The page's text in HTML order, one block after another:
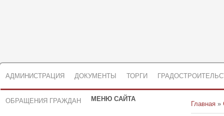
АДМИНИСТРАЦИЯ ДОКУМЕНТЫ ТОРГИ
ОБРАЩЕНИЯ ГРАЖДАН МЕНЮ САЙТА
Главная »